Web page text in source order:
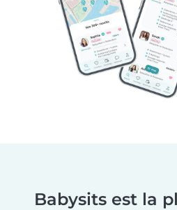
Babysits est la